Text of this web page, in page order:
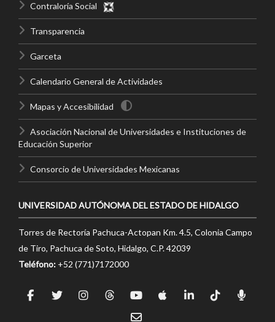
Contraloría Social
Transparencia
Garceta
Calendario General de Actividades
Mapas y Accesibilidad
Asociación Nacional de Universidades e Instituciones de
Educación Superior
Consorcio de Universidades Mexicanas
UNIVERSIDAD AUTÓNOMA DEL ESTADO DE HIDALGO
Torres de Rectoría Pachuca-Actopan Km. 4.5, Colonia Campo
de Tiro, Pachuca de Soto, Hidalgo, C.P. 42039
Teléfono: +52 (771)7172000